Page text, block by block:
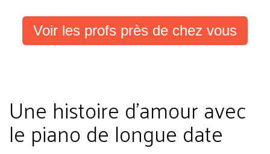
Voir les profs près de chez vous
Une histoire d'amour avec
le piano de longue date